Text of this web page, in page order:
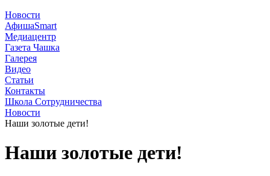
Новости
АфишаSmart
Медиацентр
Газета Чашка
Галерея
Видео
Статьи
Контакты
Школа Сотрудничества
Новости
Наши золотые дети!
Наши золотые дети!